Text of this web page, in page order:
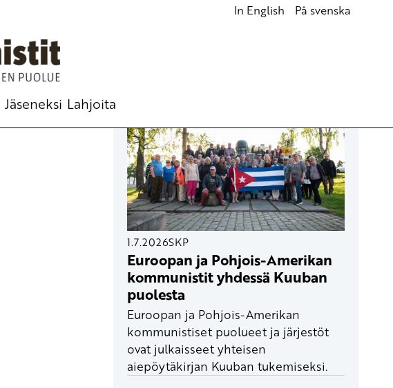
In English På svenska
Jäseneksi Lahjoita
1.7.2026SKP
Euroopan ja Pohjois-Amerikan
kommunistit yhdessä Kuuban
puolesta
Euroopan ja Pohjois-Amerikan
kommunistiset puolueet ja järjestöt
ovat julkaisseet yhteisen
aiepöytäkirjan Kuuban tukemiseksi.